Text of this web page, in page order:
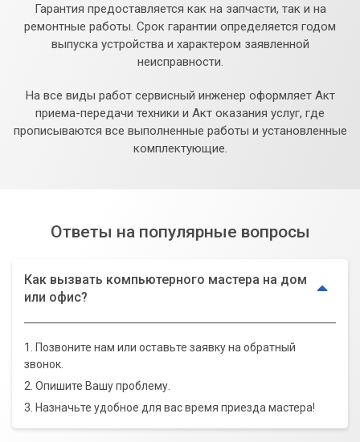
Гарантия предоставляется как на запчасти, так и на
ремонтные работы. Срок гарантии определяется годом
выпуска устройства и характером заявленной
неисправности.
На все виды работ сервисный инженер оформляет Акт
приема-передачи техники и Акт оказания услуг, где
прописываются все выполненные работы и установленные
комплектующие.
Ответы на популярные вопросы
Как вызвать компьютерного мастера на дом
или офис?
1. Позвоните нам или оставьте заявку на обратный
звонок.
2. Опишите Вашу проблему.
3. Назначьте удобное для вас время приезда мастера!